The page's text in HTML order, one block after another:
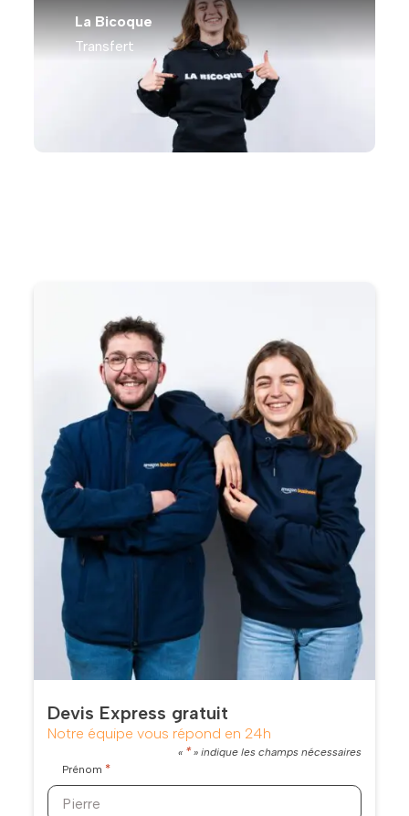
La Bicoque
Transfert
Devis Express gratuit
Notre équipe vous répond en 24h
« *» indique les champs nécessaires
Prénom *